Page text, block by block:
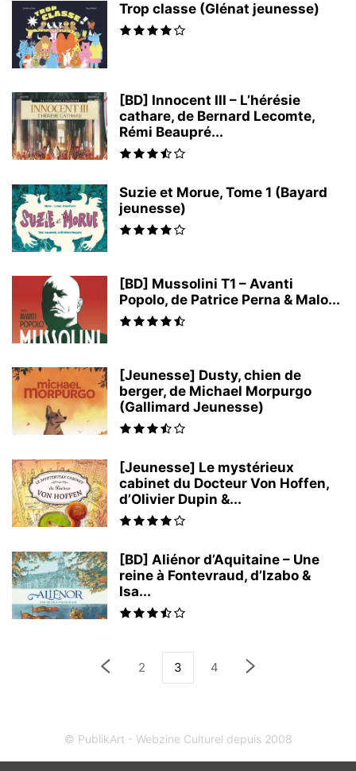
Trop classe (Glénat jeunesse)
[BD] Innocent III – L’hérésie
cathare, de Bernard Lecomte,
Rémi Beaupré...
Suzie et Morue, Tome 1 (Bayard
jeunesse)
[BD] Mussolini T1 – Avanti
Popolo, de Patrice Perna & Malo...
[Jeunesse] Dusty, chien de
berger, de Michael Morpurgo
(Gallimard Jeunesse)
[Jeunesse] Le mystérieux
cabinet du Docteur Von Hoffen,
d’Olivier Dupin &...
[BD] Aliénor d’Aquitaine – Une
reine à Fontevraud, d’Izabo &
Isa...
2 3 4
© PublikArt - Webzine Culturel depuis 2008